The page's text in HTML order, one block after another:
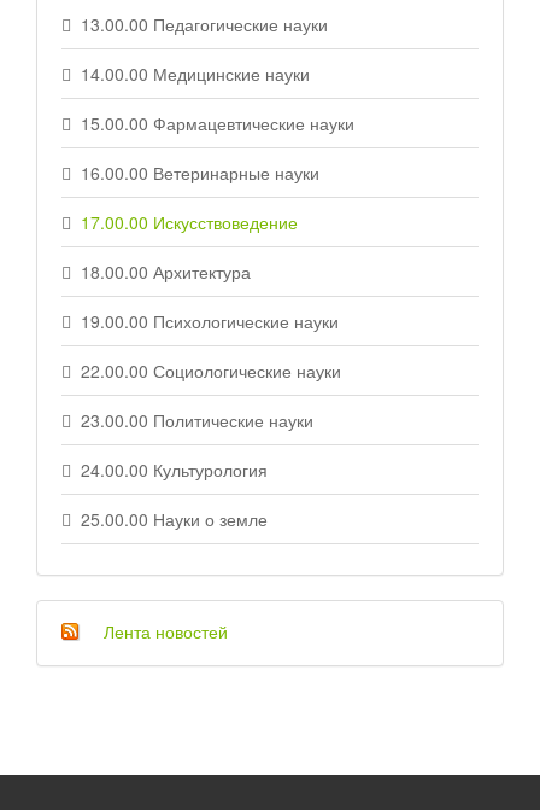
13.00.00 Педагогические науки
14.00.00 Медицинские науки
15.00.00 Фармацевтические науки
16.00.00 Ветеринарные науки
17.00.00 Искусствоведение
18.00.00 Архитектура
19.00.00 Психологические науки
22.00.00 Социологические науки
23.00.00 Политические науки
24.00.00 Культурология
25.00.00 Науки о земле
Лента новостей